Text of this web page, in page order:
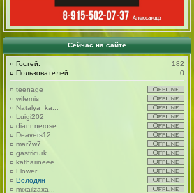
Сейчас на сайте
¤ Гостей:
182
¤ Пользователей: 0
¤ teenage
¤ wifemis
¤ Natalya_ka...
¤ Luigi202
¤ diannnerose
¤ Deavers12
¤ mar7w7
¤ gastricurk
¤ katharineee
¤ Flower
¤ Володян
¤ mixailzaxa...